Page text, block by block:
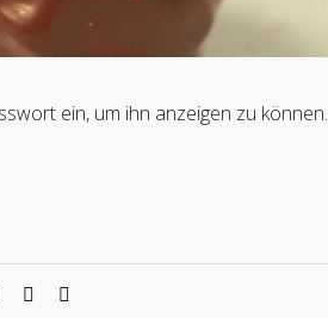
ein, um ihn anzeigen zu können.